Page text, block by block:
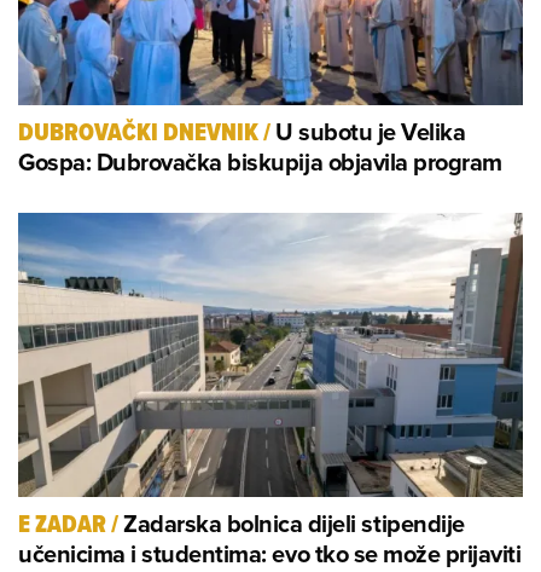
DUBROVAČKI DNEVNIK/U subotu je Velika
Gospa: Dubrovačka biskupija objavila program
E ZADAR/Zadarska bolnica dijeli stipendije
učenicima i studentima: evo tko se može prijaviti